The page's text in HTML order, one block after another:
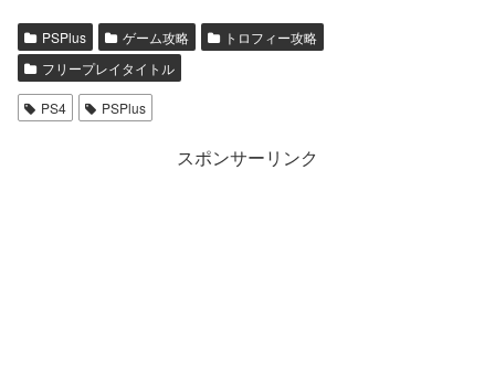
PSPlus ゲーム攻略
トロフィー攻略
フリープレイタイトル
PS4 PSPlus
スポンサーリンク